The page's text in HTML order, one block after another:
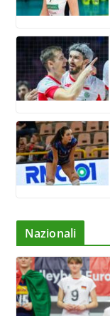
Nazionali